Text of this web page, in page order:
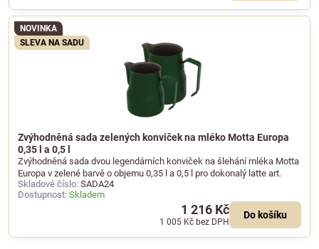
Zvýhodněná sada zelených konviček na mléko Motta Europa
0,35 l a 0,5 l
NOVINKA
SLEVA NA SADU
Zvýhodněná sada dvou legendárních konviček na šlehání mléka Motta
Europa v zelené barvě o objemu 0,35 l a 0,5 l pro dokonalý latte art.
Skladové číslo: SADA24
Dostupnost: Skladem
1 216 Kč
1 005 Kč bez DPH
Do košíku